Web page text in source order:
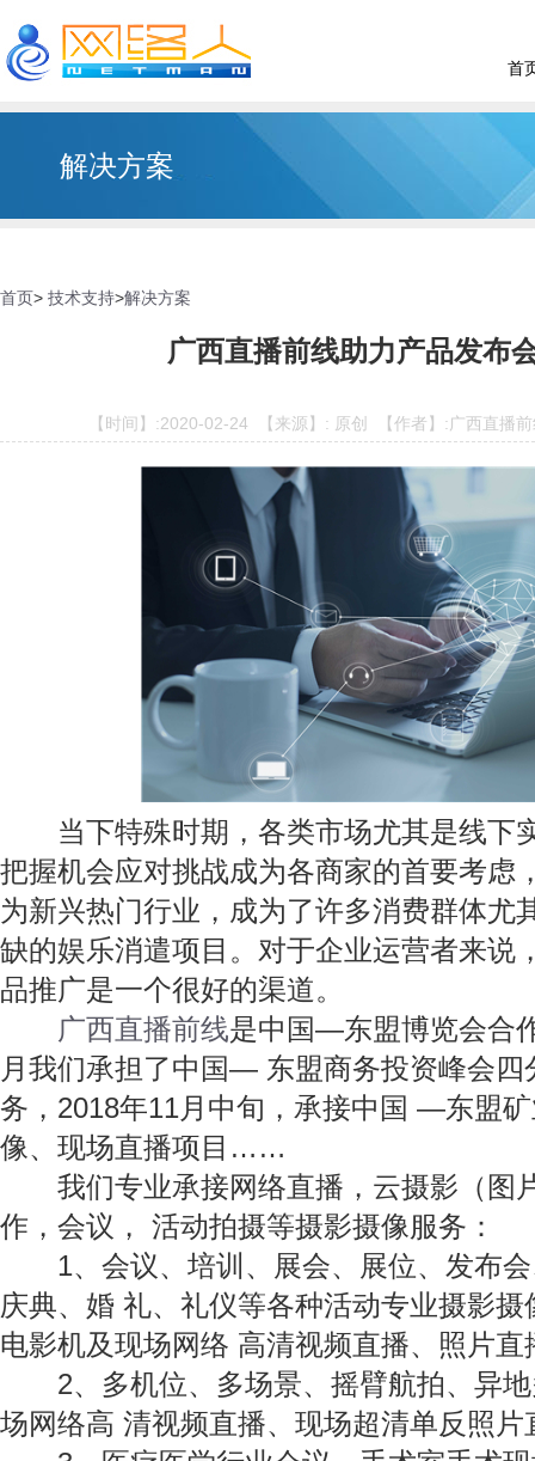
首
解决方案
首页> 技术支持>解决方案
广西直播前线助力产品发布
【时间】:2020-02-24 【来源】: 原创 【作者】:广西直播
当下特殊时期，各类市场尤其是线下
把握机会应对挑战成为各商家的首要考虑
为新兴热门行业，成为了许多消费群体尤
缺的娱乐消遣项目。对于企业运营者来说
品推广是一个很好的渠道。
广西直播前线是中国—东盟博览会合
月我们承担了中国— 东盟商务投资峰会四
务，2018年11月中旬，承接中国 —东盟
像、现场直播项目……
我们专业承接网络直播，云摄影（图
作，会议， 活动拍摄等摄影摄像服务：
1、会议、培训、展会、展位、发布会
庆典、婚 礼、礼仪等各种活动专业摄影
电影机及现场网络 高清视频直播、照片直
2、多机位、多场景、摇臂航拍、异地
场网络高 清视频直播、现场超清单反照片